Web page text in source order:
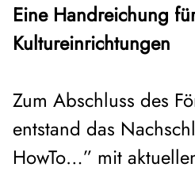
Eine Handreichung
Kultureinrichtungen
Zum Abschluss des
entstand das
HowTo…” mit